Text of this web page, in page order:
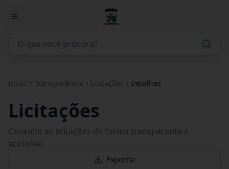
Início Transparência Licitações Detalhes
Licitações
Consulte as licitações de forma transparente e
acessível.
Exportar